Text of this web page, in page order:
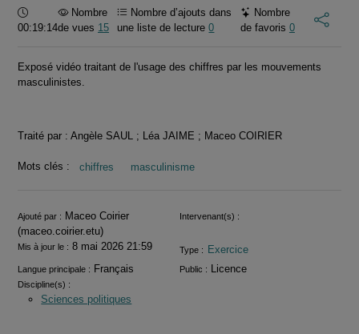
Durée :
00:19:14
Nombre
de vues 15
Nombre d’ajouts dans
une liste de lecture0
Nombre
de favoris 0
Exposé vidéo traitant de l'usage des chiffres par les mouvements
masculinistes.
Traité par : Angèle SAUL ; Léa JAIME ; Maceo COIRIER
Mots clés : chiffres masculinisme
Informations
Ajouté par : Maceo Coirier
(maceo.coirier.etu)
Intervenant(s) :
Mis à jour le : 8 mai 2026 21:59 Type : Exercice
Langue principale : Français Public : Licence
Discipline(s) :
Sciences politiques